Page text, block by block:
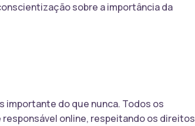
sobre a importância da
importante do que nunca. Todos os
online, respeitando os direitos